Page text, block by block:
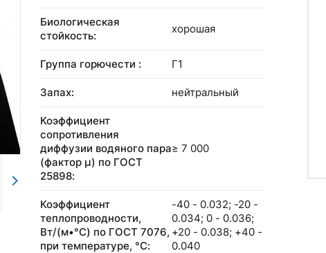
Биологическая
стойкость:
хорошая
Группа горючести : Г1
Запах: нейтральный
Коэффициент
сопротивления
диффузии водяного пара
(фактор μ) по ГОСТ
25898:
≥ 7 000
Коэффициент
теплопроводности,
Вт/(м•°C) по ГОСТ 7076,
при температуре, °С:
-40 - 0.032; -20 -
0.034; 0 - 0.036;
+20 - 0.038; +40 -
0.040